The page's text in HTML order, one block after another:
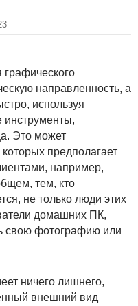
направленность, а
используя
Это может
предполагает
например,
тем, кто
не только люди этих
домашних ПК,
свою фотографию или
ничего лишнего,
внешний вид